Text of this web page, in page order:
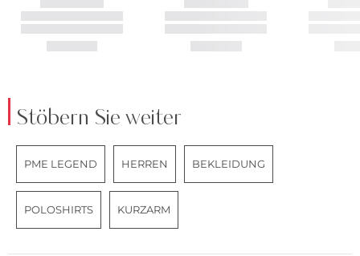
Stöbern Sie weiter
PME LEGEND HERREN BEKLEIDUNG
POLOSHIRTS KURZARM